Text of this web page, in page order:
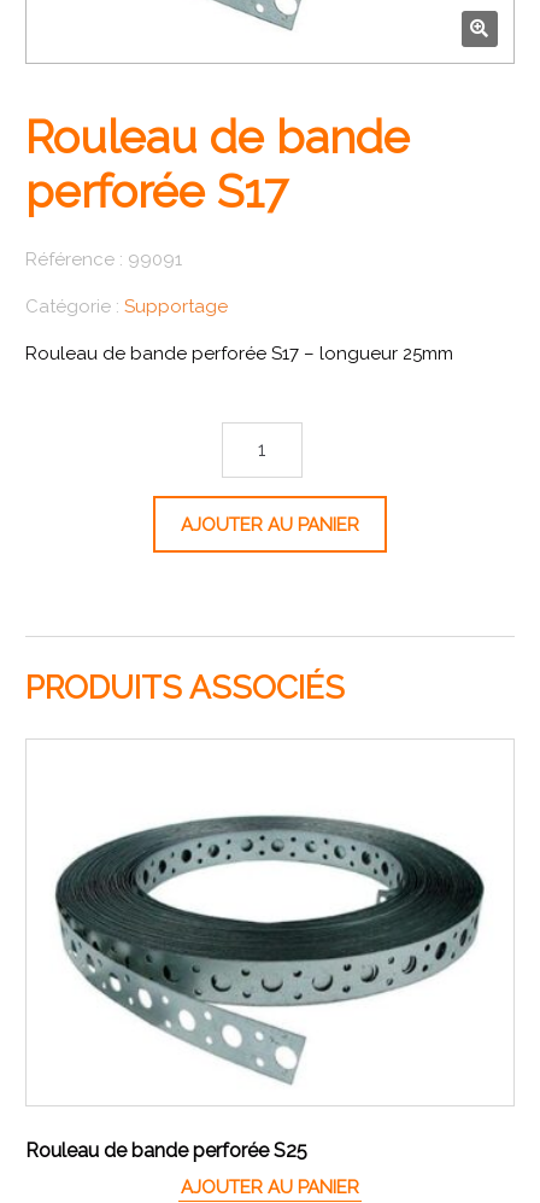
🔍
Rouleau de bande
perforée S17
Référence : 99091
Catégorie :Supportage
Rouleau de bande perforée S17 – longueur 25mm
AJOUTER AU PANIER
PRODUITS ASSOCIÉS
Rouleau de bande perforée S25
AJOUTER AU PANIER